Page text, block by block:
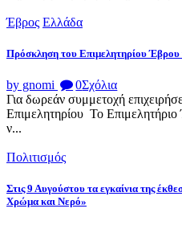
Έβρος Ελλάδα
Πρόσκληση του Επιμελητηρίου
by gnomi 0Σχόλια
Για δωρεάν συμμετοχή
Επιμελητηρίου Το
ν...
Πολιτισμός
Στις 9 Αυγούστου τα εγκαίνια της
Χρώμα και Νερό»